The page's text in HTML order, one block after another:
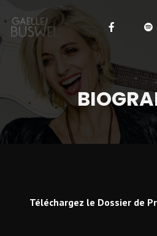
Téléchargez le Dossier de